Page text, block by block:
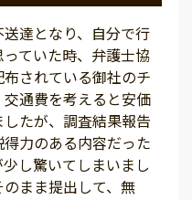
達となり、自分で行
ていた時、弁護士協
されている御社のチ
通費を考えると安価
たが、調査結果報告
力のある内容だった
し驚いてしまいまし
まま提出して、無